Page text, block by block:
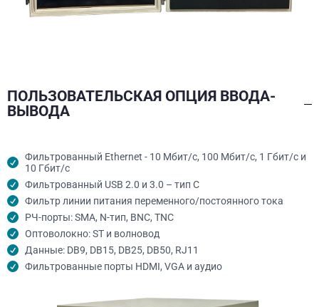
ПОЛЬЗОВАТЕЛЬСКАЯ ОПЦИЯ ВВОДА-
ВЫВОДА
Фильтрованный Ethernet - 10 Мбит/с, 100 Мбит/с, 1 Гбит/с и
10 Гбит/с
Фильтрованный USB 2.0 и 3.0 – тип C
Фильтр линии питания переменного/постоянного тока
РЧ-порты: SMA, N-тип, BNC, TNC
Оптоволокно: ST и волновод
Данные: DB9, DB15, DB25, DB50, RJ11
Фильтрованные порты HDMI, VGA и аудио